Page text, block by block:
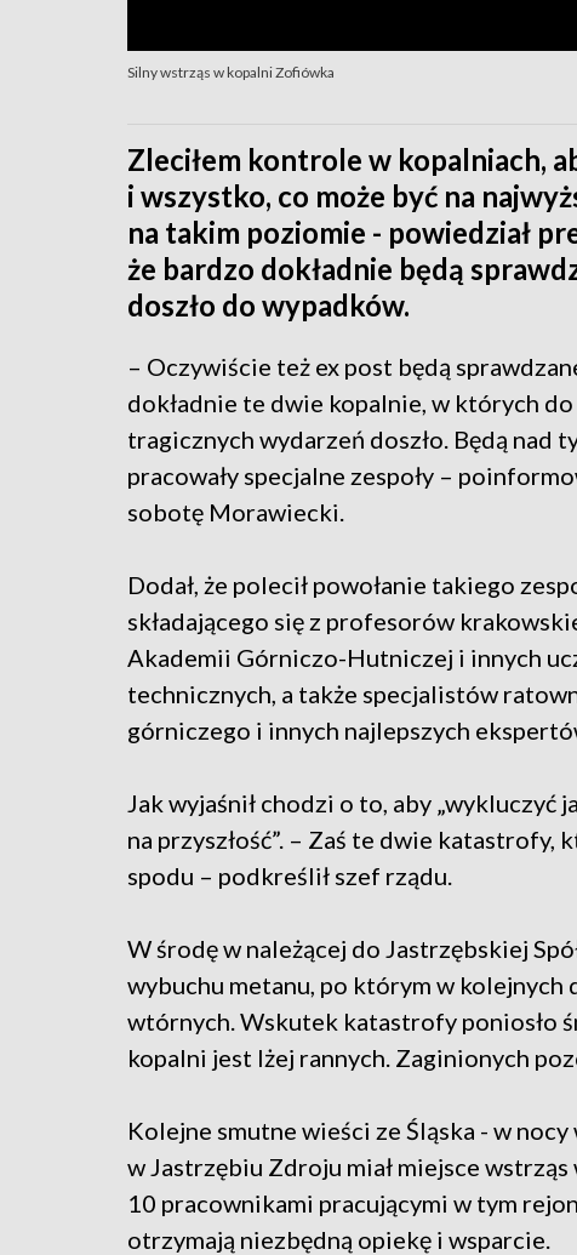
Silny wstrząs w kopalni Zofiówka
Zleciłem kontrole w kopalniach,
i wszystko, co może być na
na takim poziomie - powiedział
że bardzo dokładnie będą
doszło do wypadków.
– Oczywiście też ex post będą
dokładnie te dwie kopalnie, w których
tragicznych wydarzeń doszło. Będą nad
pracowały specjalne zespoły –
sobotę Morawiecki.
Dodał, że polecił powołanie takiego
składającego się z profesorów
Akademii Górniczo-Hutniczej i innych
technicznych, a także specjalistów
górniczego i innych najlepszych
Jak wyjaśnił chodzi o to, aby
na przyszłość”. – Zaś te dwie katastrofy,
spodu – podkreślił szef rządu.
W środę w należącej do Jastrzębskiej
wybuchu metanu, po którym w kolejnych
wtórnych. Wskutek katastrofy poniosło
kopalni jest lżej rannych. Zaginionych
Kolejne smutne wieści ze Śląska - w
w Jastrzębiu Zdroju miał miejsce
10 pracownikami pracującymi w tym
otrzymają niezbędną opiekę i wsparcie.